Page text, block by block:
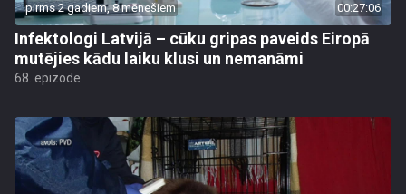
pirms 2 gadiem, 8 mēnešiem 00:27:06
Infektologi Latvijā – cūku gripas paveids Eiropā
mutējies kādu laiku klusi un nemanāmi
68. epizode